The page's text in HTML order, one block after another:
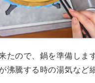
たので、鍋を準備しま
沸騰する時の湯気など